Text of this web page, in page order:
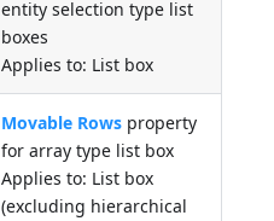
entity selection type list
boxes
Applies to: List box
Movable Rows property
for array type list box
Applies to: List box
(excluding hierarchical